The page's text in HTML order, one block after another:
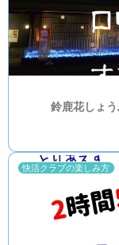
鈴鹿花しょ
快活クラブの楽しみ方